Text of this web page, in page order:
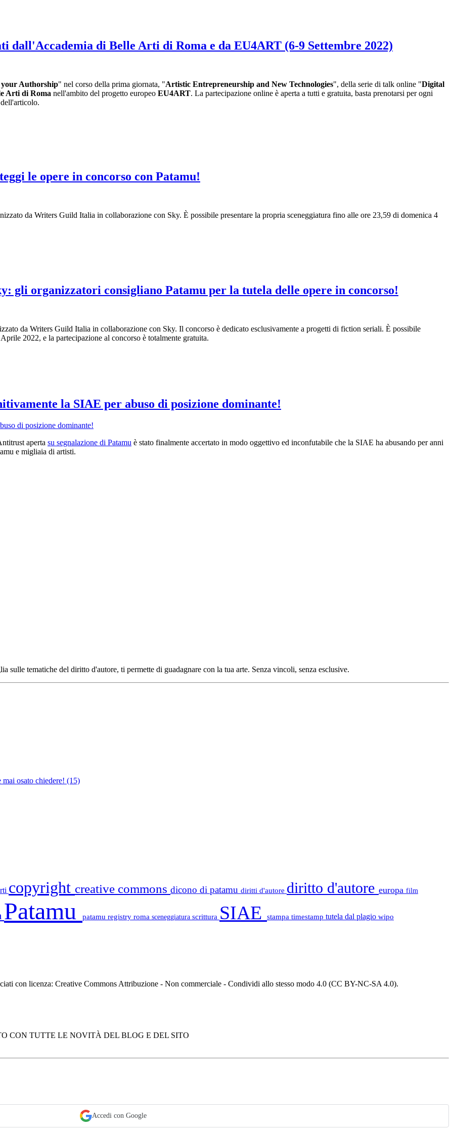
dall'Accademia di Belle Arti di Roma e da EU4ART (6-9 Settembre 2022)
Authorship" nel corso della prima giornata, "Artistic Entrepreneurship and New Technologies", della serie di talk online "Digital
Arti di Roma nell'ambito del progetto europeo EU4ART. La partecipazione online è aperta a tutti e gratuita, basta prenotarsi per ogni
le opere in concorso con Patamu!
da Writers Guild Italia in collaborazione con Sky. È possibile presentare la propria sceneggiatura fino alle ore 23,59 di domenica 4
gli organizzatori consigliano Patamu per la tutela delle opere in concorso!
da Writers Guild Italia in collaborazione con Sky. Il concorso è dedicato esclusivamente a progetti di fiction seriali. È possibile
2022, e la partecipazione al concorso è totalmente gratuita.
la SIAE per abuso di posizione dominante!
aperta su segnalazione di Patamu è stato finalmente accertato in modo oggettivo ed inconfutabile che la SIAE ha abusando per anni
e migliaia di artisti.
sulle tematiche del diritto d'autore, ti permette di guadagnare con la tua arte. Senza vincoli, senza esclusive.
osato chiedere! (15)
copyright creative commons dicono di patamu diritti d'autore diritto d'autore europa film
Patamu patamu registry roma sceneggiatura scrittura SIAE stampa timestamp tutela dal plagio wipo
con licenza: Creative Commons Attribuzione - Non commerciale - Condividi allo stesso modo 4.0 (CC BY-NC-SA 4.0).
CON TUTTE LE NOVITÀ DEL BLOG E DEL SITO
Accedi con Google